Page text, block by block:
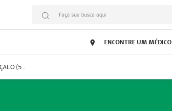
Faça sua busca aqui
ENCONTRE UM MÉDICO
Prestador OFTALMOCLÍNICA SÃO GONÇALO (55004164-2)